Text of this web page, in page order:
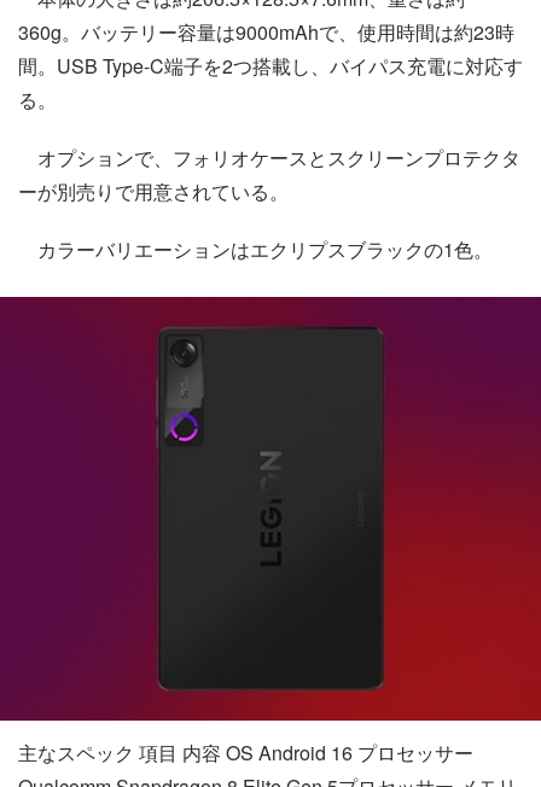
360g。バッテリー容量は9000mAhで、使用時間は約23時
間。USB Type-C端子を2つ搭載し、バイパス充電に対応す
る。
オプションで、フォリオケースとスクリーンプロテクタ
ーが別売りで用意されている。
カラーバリエーションはエクリプスブラックの1色。
主なスペック 項目 内容 OS Android 16 プロセッサー